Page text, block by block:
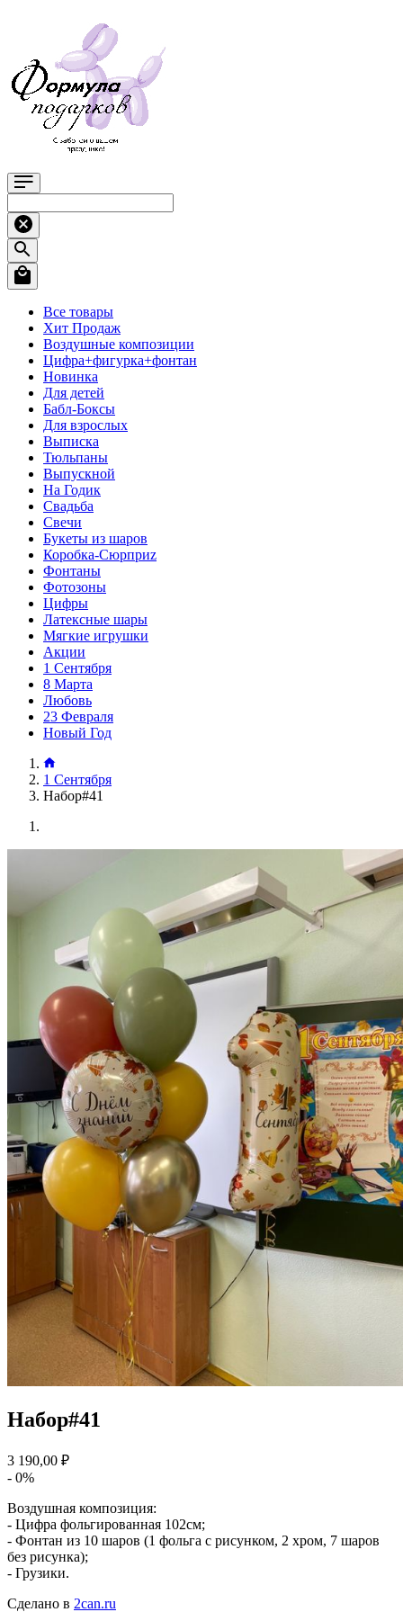
Все товары
Хит Продаж
Воздушные композиции
Цифра+фигурка+фонтан
Новинка
Для детей
Бабл-Боксы
Для взрослых
Выписка
Тюльпаны
Выпускной
На Годик
Свадьба
Свечи
Букеты из шаров
Коробка-Сюрприz
Фонтаны
Фотозоны
Цифры
Латексные шары
Мягкие игрушки
Акции
1 Сентября
8 Марта
Любовь
23 Февраля
Новый Год
1 Сентября
Набор#41
Набор#41
3 190,00 ₽
- 0%
Воздушная композиция:
- Цифра фольгированная 102см;
- Фонтан из 10 шаров (1 фольга с рисунком, 2 хром, 7 шаров
без рисунка);
- Грузики.
Сделано в 2can.ru